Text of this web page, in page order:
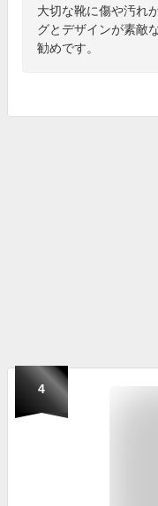
大切な靴に傷や汚れ
グとデザインが素敵
勧めです。
4